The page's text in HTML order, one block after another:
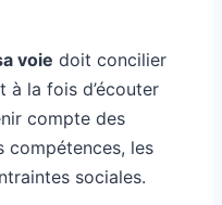
voie doit concilier
à la fois d’écouter
compte des
compétences, les
sociales.